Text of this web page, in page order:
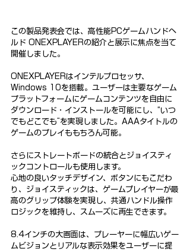
この製品発表会では、高性能PCゲームハンドヘ
ルド ONEXPLAYERの紹介と展示に焦点を当て
開催しました。
ONEXPLAYERはインテルプロセッサ、
Windows 10を搭載。ユーザーは主要なゲーム
プラットフォームにゲームコンテンツを自由に
ダウンロード・インストールを可能にし、“いつ
でもどこでも”を実現しました。AAAタイトルの
ゲームのプレイももちろん可能。
さらにストレートボードの統合とジョイスティ
ックコントロールも使用します。
心地の良いタッチデザイン、ボタンにもこだわ
り、ジョイスティックは、ゲームプレイヤーが最
高のグリップ体験を実現し、共通ハンドル操作
ロジックを維持し、スムーズに再生できます。
8.4インチの大画面は、プレーヤーに幅広いゲー
ムビジョンとリアルな表示効果をユーザーに提